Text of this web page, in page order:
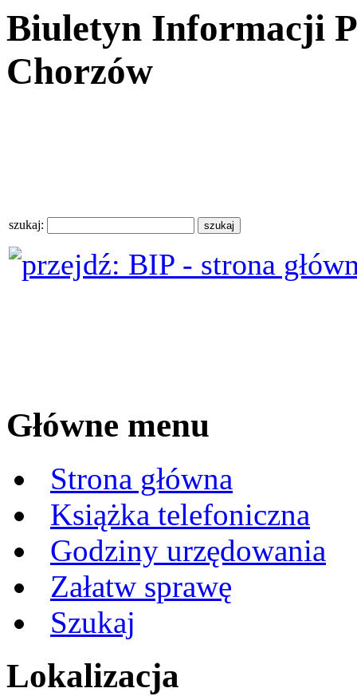
Biuletyn Informacji
Chorzów
szukaj:
Główne menu
Strona główna
Książka telefoniczna
Godziny urzędowania
Załatw sprawę
Szukaj
Lokalizacja